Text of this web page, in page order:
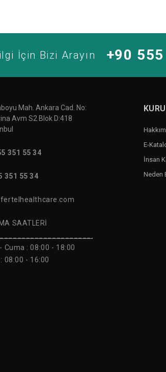
İçin Bizi Arayın +90
Mah. Ankara Cad. No:
Avm S2 Blok D:418
351 55 34
351 55 34
SAATLERİ
Cuma : 08:00 - 18:00
08:00 - 16:00
E-
İnsan
Neden